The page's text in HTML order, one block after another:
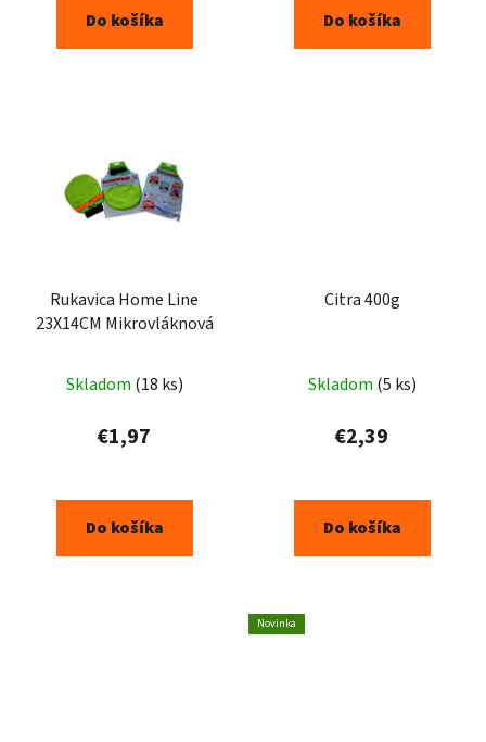
Do košíka Do košíka
Rukavica Home Line
23X14CM Mikrovláknová
Skladom (18 ks)
€1,97
Do košíka
Citra 400g
Skladom (5 ks)
€2,39
Do košíka
Novinka